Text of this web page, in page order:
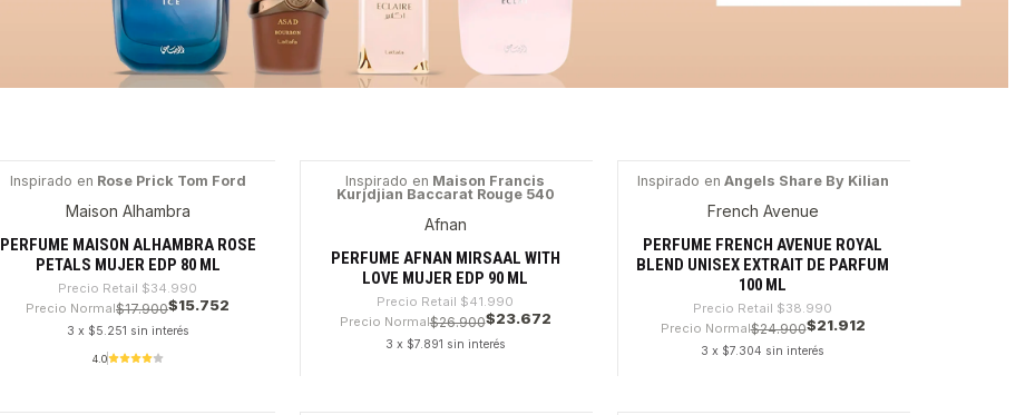
Inspirado en Rose Prick Tom Ford
Maison Alhambra
PERFUME MAISON ALHAMBRA ROSE
PETALS MUJER EDP 80 ML
Precio Retail $34.990
Precio Normal$17.900$15.752
3 x $5.251 sin interés
4.0
-43%
Inspirado en Maison Francis
Kurjdjian Baccarat Rouge 540
Afnan
PERFUME AFNAN MIRSAAL WITH
LOVE MUJER EDP 90 ML
Precio Retail $41.990
Precio Normal$26.900$23.672
3 x $7.891 sin interés
Inspirado en Angels Share By Kilian
French Avenue
PERFUME FRENCH AVENUE ROYAL
BLEND UNISEX EXTRAIT DE PARFUM
100 ML
Precio Retail $38.990
Precio Normal$24.900$21.912
3 x $7.304 sin interés